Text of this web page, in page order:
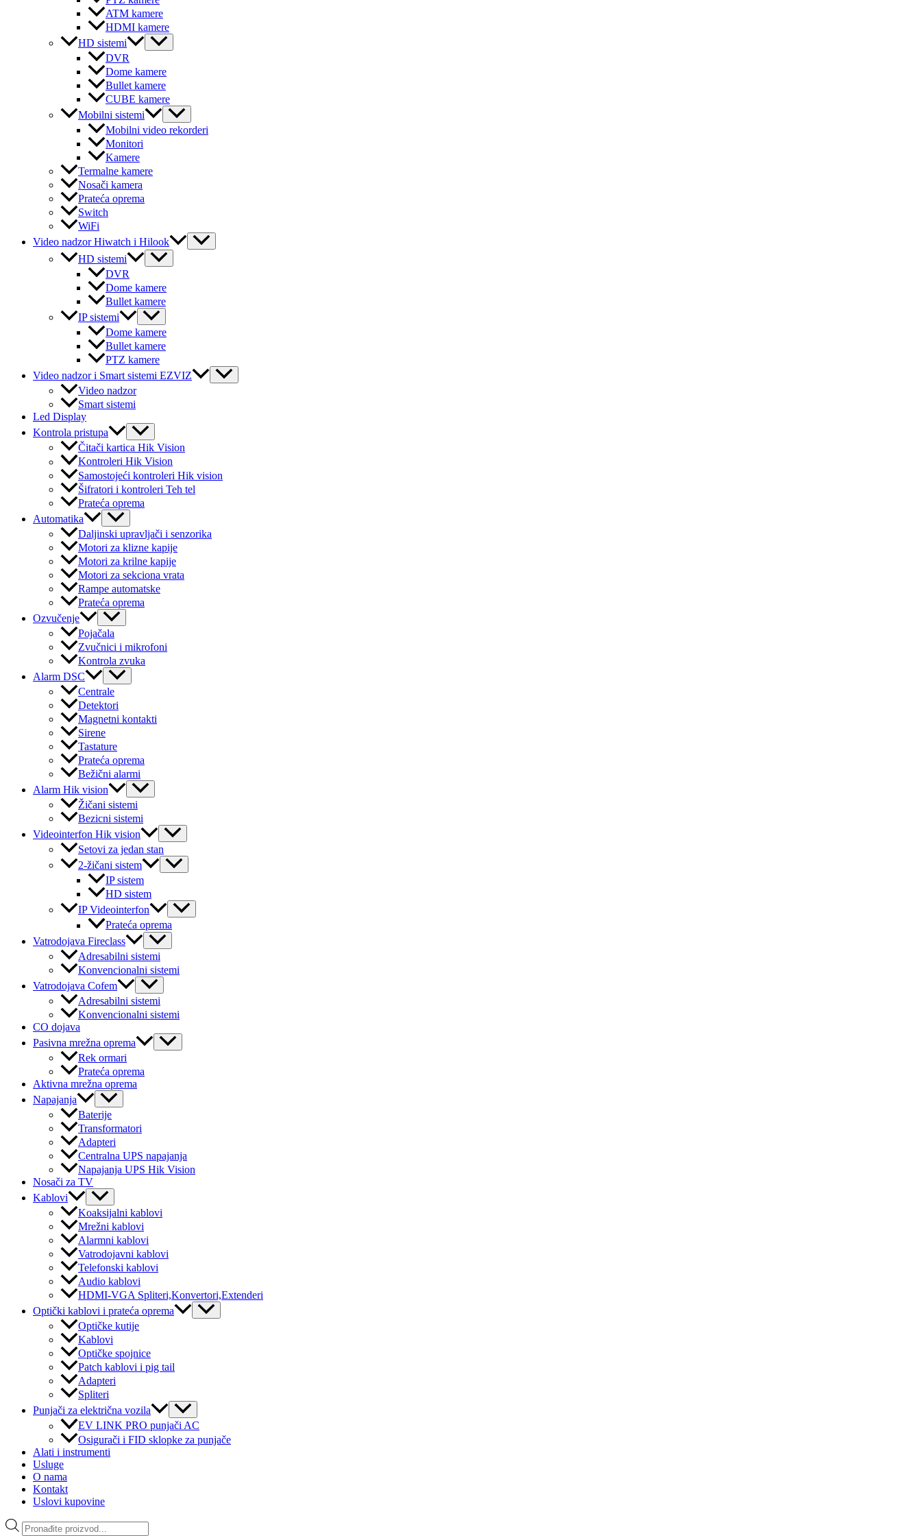
ATM kamere
HDMI kamere
HD sistemi
Menu
Toggle
DVR
Dome kamere
Bullet kamere
CUBE kamere
Mobilni sistemi
Menu
Toggle
Mobilni video rekorderi
Monitori
Kamere
Termalne kamere
Nosači kamera
Prateća oprema
Switch
WiFi
Video nadzor Hiwatch i Hilook
Menu
Toggle
HD sistemi
Menu
Toggle
DVR
Dome kamere
Bullet kamere
IP sistemi
Menu
Toggle
Dome kamere
Bullet kamere
PTZ kamere
Video nadzor i Smart sistemi EZVIZ
Menu
Toggle
Video nadzor
Smart sistemi
Led Display
Kontrola pristupa
Menu
Toggle
Čitači kartica Hik Vision
Kontroleri Hik Vision
Samostojeći kontroleri Hik vision
Šifratori i kontroleri Teh tel
Prateća oprema
Automatika
Menu
Toggle
Daljinski upravljači i senzorika
Motori za klizne kapije
Motori za krilne kapije
Motori za sekciona vrata
Rampe automatske
Prateća oprema
Ozvučenje
Menu
Toggle
Pojačala
Zvučnici i mikrofoni
Kontrola zvuka
Alarm DSC
Menu
Toggle
Centrale
Detektori
Magnetni kontakti
Sirene
Tastature
Prateća oprema
Bežični alarmi
Alarm Hik vision
Menu
Toggle
Žičani sistemi
Bezicni sistemi
Videointerfon Hik vision
Menu
Toggle
Setovi za jedan stan
2-žičani sistem
Menu
Toggle
IP sistem
HD sistem
IP Videointerfon
Menu
Toggle
Prateća oprema
Vatrodojava Fireclass
Menu
Toggle
Adresabilni sistemi
Konvencionalni sistemi
Vatrodojava Cofem
Menu
Toggle
Adresabilni sistemi
Konvencionalni sistemi
CO dojava
Pasivna mrežna oprema
Menu
Toggle
Rek ormari
Prateća oprema
Aktivna mrežna oprema
Napajanja
Menu
Toggle
Baterije
Transformatori
Adapteri
Centralna UPS napajanja
Napajanja UPS Hik Vision
Nosači za TV
Kablovi
Menu
Toggle
Koaksijalni kablovi
Mrežni kablovi
Alarmni kablovi
Vatrodojavni kablovi
Telefonski kablovi
Audio kablovi
HDMI-VGA Spliteri,Konvertori,Extenderi
Optički kablovi i prateća oprema
Menu
Toggle
Optičke kutije
Kablovi
Optičke spojnice
Patch kablovi i pig tail
Adapteri
Spliteri
Punjači za električna vozila
Menu
Toggle
EV LINK PRO punjači AC
Osigurači i FID sklopke za punjače
Alati i instrumenti
Usluge
O nama
Kontakt
Uslovi kupovine
Products